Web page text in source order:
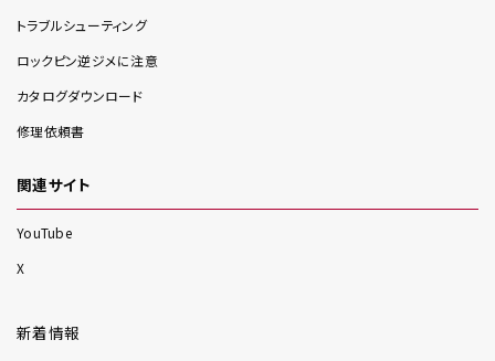
トラブルシューティング
ロックピン逆ジメに注意
カタログダウンロード
修理依頼書
関連サイト
YouTube
X
新着情報